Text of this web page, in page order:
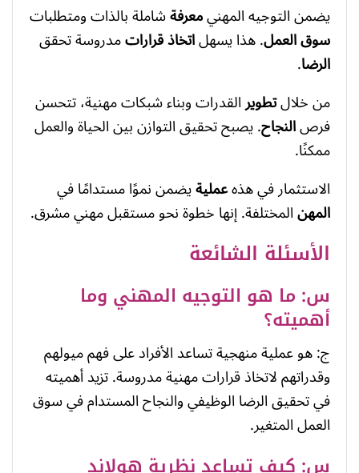
يضمن التوجيه المهنيمعرفةشاملة بالذات ومتطلبات
سوق العمل. هذا يسهلاتخاذ قراراتمدروسة تحقق
الرضا.
من خلالتطويرالقدرات وبناء شبكات مهنية، تتحسن
فرصالنجاح. يصبح تحقيق التوازن بين الحياة والعمل
ممكنًا.
الاستثمار في هذهعمليةيضمن نموًا مستدامًا في
المهنالمختلفة. إنها خطوة نحو مستقبل مهني مشرق.
الأسئلة الشائعة
س: ما هو التوجيه المهني وما
أهميته؟
ج: هو عملية منهجية تساعد الأفراد على فهم ميولهم
وقدراتهم لاتخاذ قرارات مهنية مدروسة. تزيد أهميته
في تحقيق الرضا الوظيفي والنجاح المستدام في سوق
العمل المتغير.